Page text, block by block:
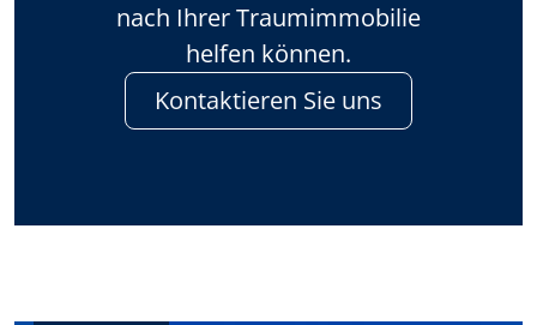
nach Ihrer Traumimmobilie
helfen können.
Kontaktieren Sie uns